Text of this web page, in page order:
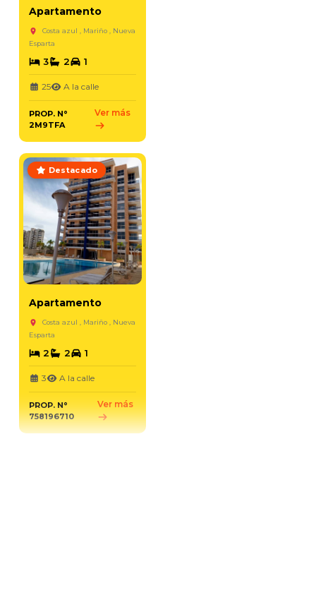
Apartamento
Costa azul , Mariño , Nueva
Esparta
3 2 1
25 A la calle
PROP. N°
2M9TFA
Ver más
Destacado
Apartamento
Costa azul , Mariño , Nueva
Esparta
2 2 1
3 A la calle
PROP. N°
758196710
Ver más